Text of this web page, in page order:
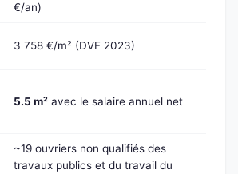
€/an)
3 758 €/m² (DVF 2023)
5.5 m² avec le salaire annuel net
~19 ouvriers non qualifiés des
travaux publics et du travail du